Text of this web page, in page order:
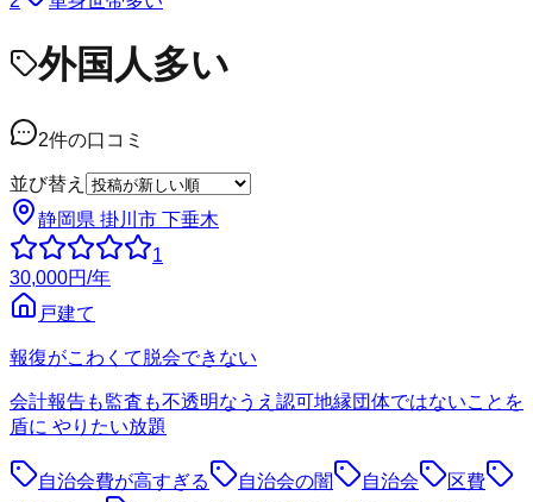
外国人多い
2件の口コミ
並び替え
静岡県 掛川市 下垂木
1
30,000円/年
戸建て
報復がこわくて脱会できない
会計報告も監査も不透明なうえ認可地縁団体ではないことを
盾に やりたい放題
自治会費が高すぎる 自治会の闇 自治会
区費